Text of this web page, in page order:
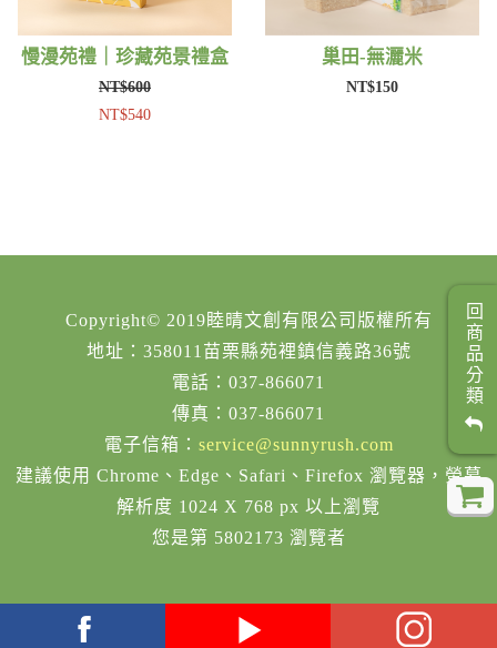
慢漫苑禮｜珍藏苑景禮盒
NT$600
NT$540
巢田-無灑米
NT$150
Copyright© 2019睦晴文創有限公司版權所有
地址：358011苗栗縣苑裡鎮信義路36號
電話：037-866071
傳真：037-866071
電子信箱： service@sunnyrush.com
建議使用 Chrome、Edge、Safari、Firefox 瀏覽器，螢幕
解析度 1024 X 768 px 以上瀏覽
您是第 5802173 瀏覽者
回商品分類